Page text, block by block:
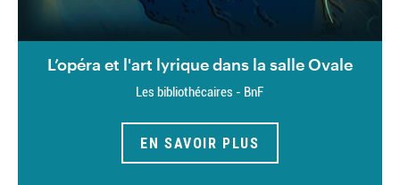
L’opéra et l'art lyrique dans la salle Ovale
Les bibliothécaires - BnF
EN SAVOIR PLUS